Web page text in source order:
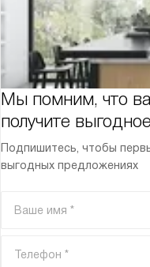
Мы помним, что
получите
Подпишитесь, чтобы
выгодных предложениях